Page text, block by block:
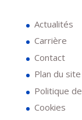
Actualités
Carrière
Contact
Plan du site
Politique
Cookies